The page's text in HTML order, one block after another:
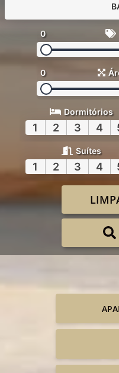
0
0
Dormitórios
1 2 3 4
Suítes
1 2 3 4